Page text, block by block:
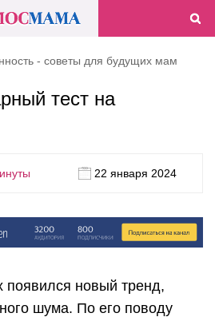
- советы для будущих мам
тест на
22 января 2024
появился новый тренд,
шума. По его поводу